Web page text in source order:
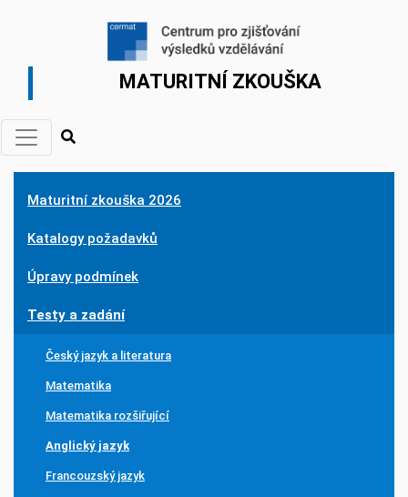
MATURITNÍ ZKOUŠKA
Maturitní zkouška 2026
Katalogy požadavků
Úpravy podmínek
Testy a zadání
Český jazyk a literatura
Matematika
Matematika rozšiřující
Anglický jazyk
Francouzský jazyk